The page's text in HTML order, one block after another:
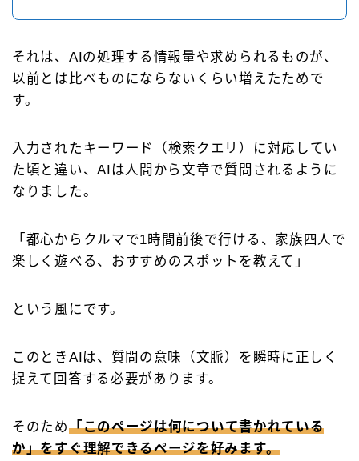
それは、AIの処理する情報量や求められるものが、
以前とは比べものにならないくらい増えたためで
す。
入力されたキーワード（検索クエリ）に対応してい
た頃と違い、AIは人間から文章で質問されるように
なりました。
「都心からクルマで1時間前後で行ける、家族四人で
楽しく遊べる、おすすめのスポットを教えて」
という風にです。
このときAIは、質問の意味（文脈）を瞬時に正しく
捉えて回答する必要があります。
そのため「このページは何について書かれている
か」をすぐ理解できるページを好みます。